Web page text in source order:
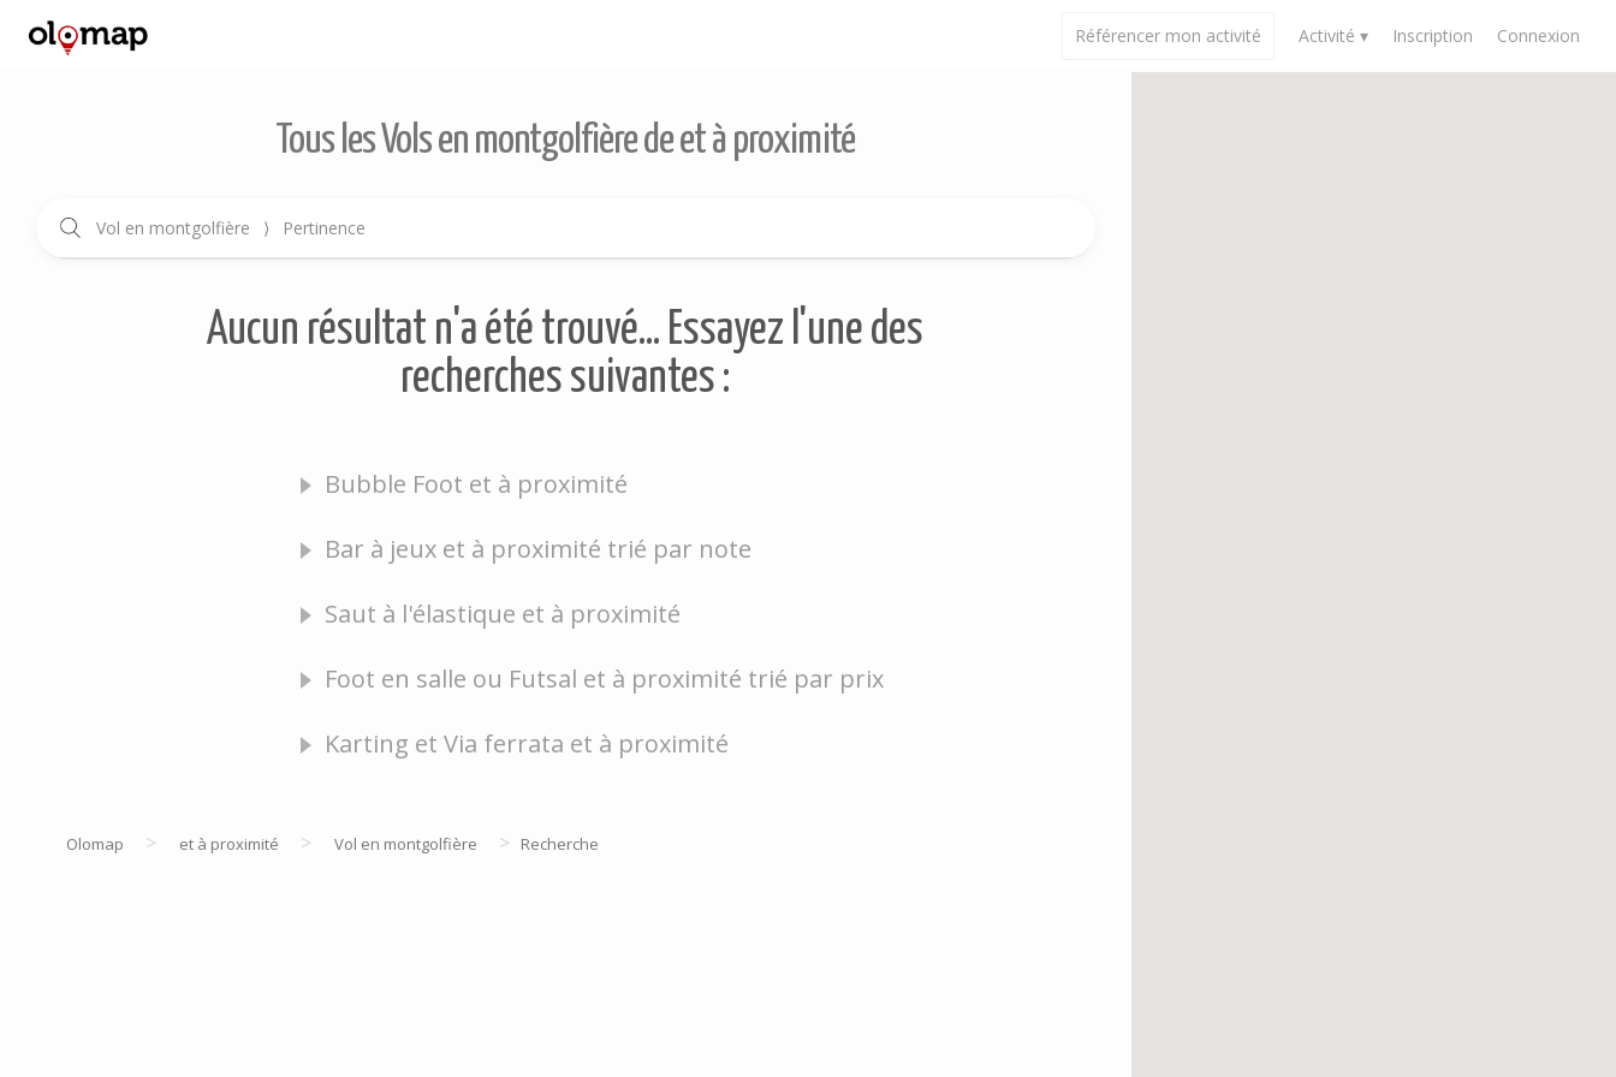
Référencer mon activité Activité ▾ Inscription Connexion
Tous les Vols en montgolfière de et à proximité
Vol en montgolfière ⟩ Pertinence
Aucun résultat n'a été trouvé... Essayez l'une des
recherches suivantes :
Bubble Foot et à proximité
Bar à jeux et à proximité trié par note
Saut à l'élastique et à proximité
Foot en salle ou Futsal et à proximité trié par prix
Karting et Via ferrata et à proximité
Olomap > et à proximité > Vol en montgolfière > Recherche